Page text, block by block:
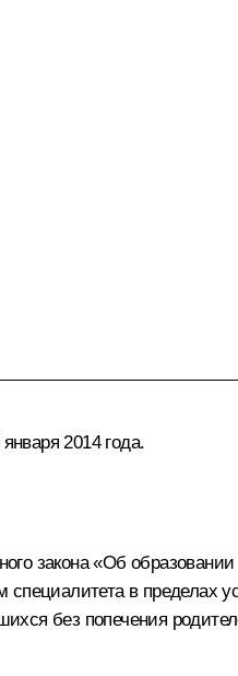
2014 года.
закона «Об
в пределах
без попечения